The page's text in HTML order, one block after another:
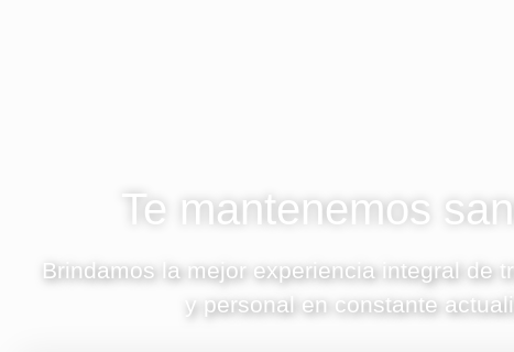
Te mantenemos
Brindamos la mejor experiencia integral de
y personal en constante